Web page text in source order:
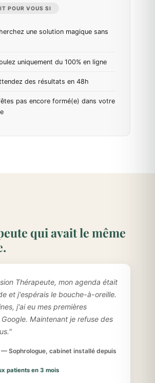
POUR VOUS SI
une solution magique sans
uniquement du 100% en ligne
des résultats en 48h
pas encore formé(e) dans votre
qui avait le même
Thérapeute, mon agenda était
et j'espérais le bouche-à-oreille.
j'ai eu mes premières
Maintenant je refuse des
— Sophrologue, cabinet installé depuis
patients en 3 mois